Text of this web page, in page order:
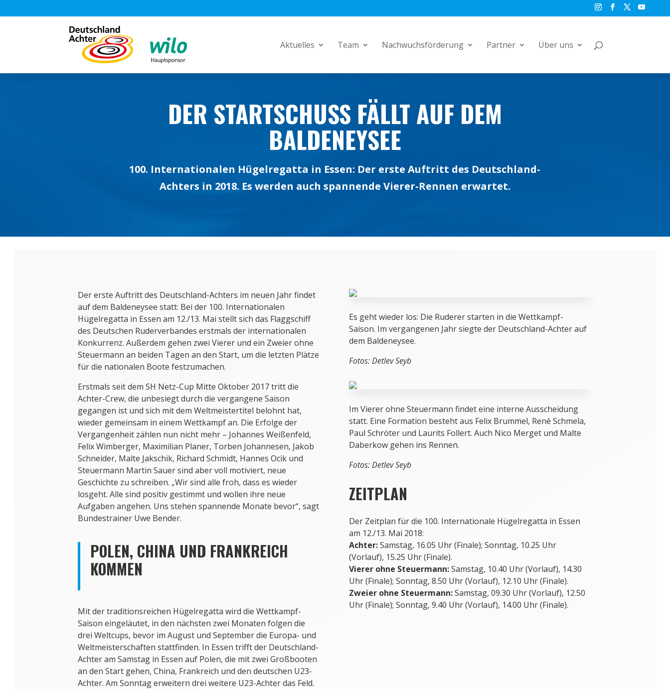
Aktuelles Team Nachwuchsförderung Partner Über uns
DER STARTSCHUSS FÄLLT AUF DEM
BALDENEYSEE
100. Internationalen Hügelregatta in Essen: Der erste Auftritt des Deutschland-
Achters in 2018. Es werden auch spannende Vierer-Rennen erwartet.
Der erste Auftritt des Deutschland-Achters im neuen Jahr findet
auf dem Baldeneysee statt: Bei der 100. Internationalen
Hügelregatta in Essen am 12./13. Mai stellt sich das Flaggschiff
des Deutschen Ruderverbandes erstmals der internationalen
Konkurrenz. Außerdem gehen zwei Vierer und ein Zweier ohne
Steuermann an beiden Tagen an den Start, um die letzten Plätze
für die nationalen Boote festzumachen.
Erstmals seit dem SH Netz-Cup Mitte Oktober 2017 tritt die
Achter-Crew, die unbesiegt durch die vergangene Saison
gegangen ist und sich mit dem Weltmeistertitel belohnt hat,
wieder gemeinsam in einem Wettkampf an. Die Erfolge der
Vergangenheit zählen nun nicht mehr – Johannes Weißenfeld,
Felix Wimberger, Maximilian Planer, Torben Johannesen, Jakob
Schneider, Malte Jakschik, Richard Schmidt, Hannes Ocik und
Steuermann Martin Sauer sind aber voll motiviert, neue
Geschichte zu schreiben. „Wir sind alle froh, dass es wieder
losgeht. Alle sind positiv gestimmt und wollen ihre neue
Aufgaben angehen. Uns stehen spannende Monate bevor“, sagt
Bundestrainer Uwe Bender.
POLEN, CHINA UND FRANKREICH
KOMMEN
Mit der traditionsreichen Hügelregatta wird die Wettkampf-
Saison eingeläutet, in den nächsten zwei Monaten folgen die
drei Weltcups, bevor im August und September die Europa- und
Weltmeisterschaften stattfinden. In Essen trifft der Deutschland-
Achter am Samstag in Essen auf Polen, die mit zwei Großbooten
an den Start gehen, China, Frankreich und den deutschen U23-
Achter. Am Sonntag erweitern drei weitere U23-Achter das Feld.
Es geht wieder los: Die Ruderer starten in die Wettkampf-
Saison. Im vergangenen Jahr siegte der Deutschland-Achter auf
dem Baldeneysee.
Fotos: Detlev Seyb
Im Vierer ohne Steuermann findet eine interne Ausscheidung
statt. Eine Formation besteht aus Felix Brummel, René Schmela,
Paul Schröter und Laurits Follert. Auch Nico Merget und Malte
Daberkow gehen ins Rennen.
Fotos: Detlev Seyb
ZEITPLAN
Der Zeitplan für die 100. Internationale Hügelregatta in Essen
am 12./13. Mai 2018:
Achter:Samstag, 16.05 Uhr (Finale); Sonntag, 10.25 Uhr
(Vorlauf), 15.25 Uhr (Finale).
Vierer ohne Steuermann:Samstag, 10.40 Uhr (Vorlauf), 14.30
Uhr (Finale); Sonntag, 8.50 Uhr (Vorlauf), 12.10 Uhr (Finale).
Zweier ohne Steuermann:Samstag, 09.30 Uhr (Vorlauf), 12.50
Uhr (Finale); Sonntag, 9.40 Uhr (Vorlauf), 14.00 Uhr (Finale).